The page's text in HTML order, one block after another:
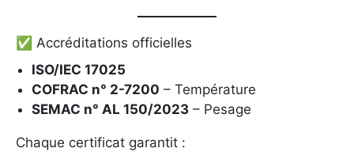
✅ Accréditations officielles
ISO/IEC 17025
COFRAC n° 2-7200 – Température
SEMAC n° AL 150/2023 – Pesage
Chaque certificat garantit :